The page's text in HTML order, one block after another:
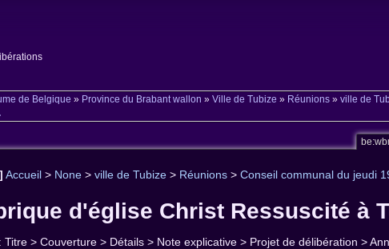
de Belgique » Province du Brabant wallon »Ville de Tubize » Réunions »ville de
] Accueil > None >ville de Tubize > Réunions >Conseil communal du jeudi
d'église Christ Ressuscité à
: Titre > Couverture > Détails > Note explicative > Projet de délibération >